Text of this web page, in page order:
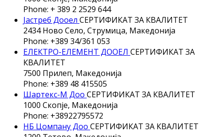
Phone: + 389 2 2529 644
Јастреб Дооел СЕРТИФИКАТ ЗА КВАЛИТЕТ
2434 Ново Село, Струмица, Македонија
Phone: +389 34/361 053
ЕЛЕКТРО-ЕЛЕМЕНТ ДООЕЛ СЕРТИФИКАТ ЗА
КВАЛИТЕТ
7500 Прилеп, Македонија
Phone: +389 48 415505
Шартекс-М Доо СЕРТИФИКАТ ЗА КВАЛИТЕТ
1000 Скопје, Македонија
Phone: +38922795572
НБ Цомпану Доо СЕРТИФИКАТ ЗА КВАЛИТЕТ